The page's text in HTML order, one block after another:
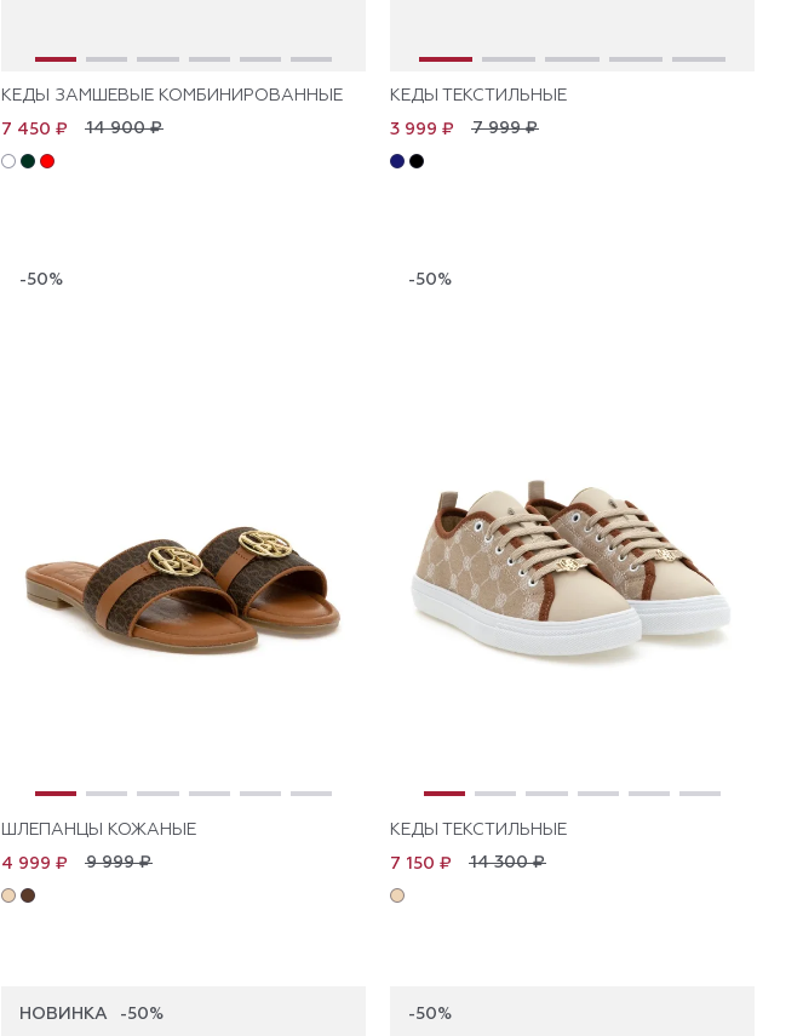
КЕДЫ ЗАМШЕВЫЕ КОМБИНИРОВАННЫЕ
14 900 ₽
7 450 ₽
КЕДЫ ТЕКСТИЛЬНЫЕ
7 999 ₽
3 999 ₽
-50%
ШЛЕПАНЦЫ КОЖАНЫЕ
9 999 ₽
4 999 ₽
-50%
КЕДЫ ТЕКСТИЛЬНЫЕ
14 300 ₽
7 150 ₽
НОВИНКА -50% -50%